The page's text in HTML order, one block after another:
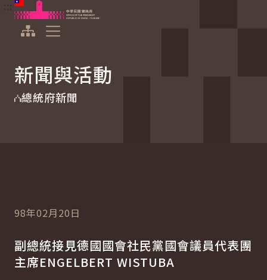
跳到主要內容
中華民國總統府
新聞與活動
總統府新聞
98年02月20日
副總統接見德國國會社民黨國會議員代表團
主席ENGELBERT WISTUBA